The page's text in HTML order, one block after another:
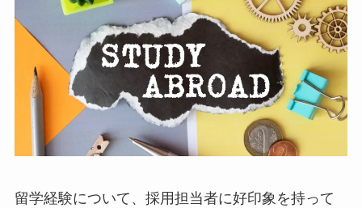
留学経験について、採用担当者に好印象を持って